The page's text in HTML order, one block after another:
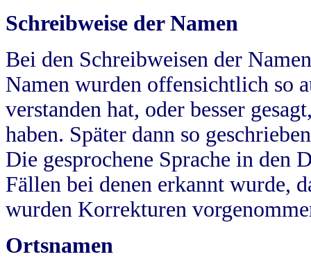
Schreibweise der Namen
Bei den Schreibweisen der
Namen wurden offensichtlich so
verstanden hat, oder besser
haben. Später dann so
Die gesprochene Sprache in
Fällen bei denen erkannt wurde,
wurden Korrekturen
Ortsnamen